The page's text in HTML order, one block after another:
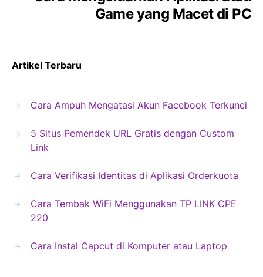
Game yang Macet di PC
Artikel Terbaru
Cara Ampuh Mengatasi Akun Facebook Terkunci
5 Situs Pemendek URL Gratis dengan Custom
Link
Cara Verifikasi Identitas di Aplikasi Orderkuota
Cara Tembak WiFi Menggunakan TP LINK CPE
220
Cara Instal Capcut di Komputer atau Laptop